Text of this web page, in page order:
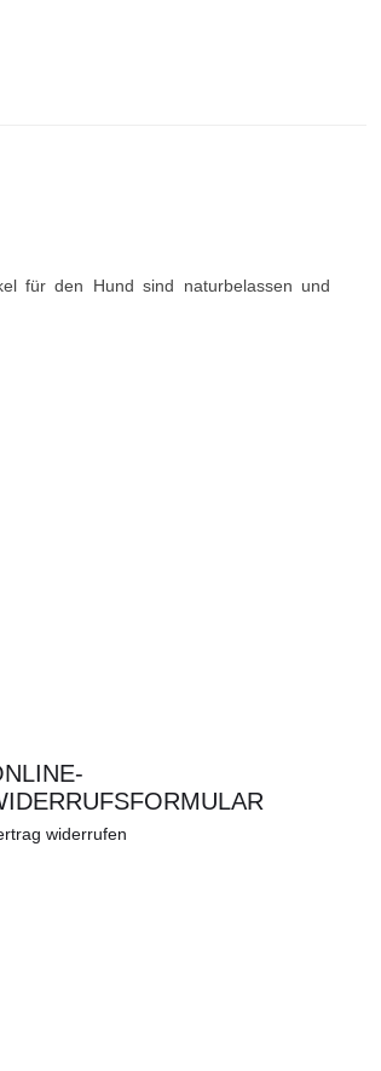
für den Hund sind naturbelassen und
widerrufen